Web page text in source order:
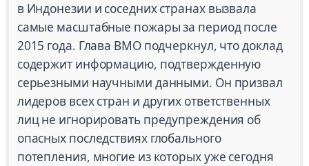
в Индонезии и соседних странах вызвала
самые масштабные пожары за период после
2015 года. Глава ВМО подчеркнул, что доклад
содержит информацию, подтвержденную
серьезными научными данными. Он призвал
лидеров всех стран и других ответственных
лиц не игнорировать предупреждения об
опасных последствиях глобального
потепления, многие из которых уже сегодня